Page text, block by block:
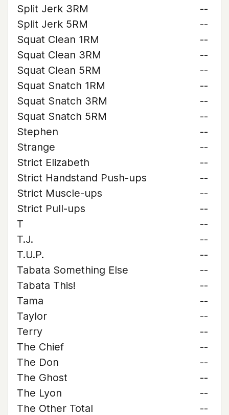
Split Jerk 3RM
--
Split Jerk 5RM
--
Squat Clean 1RM
--
Squat Clean 3RM
--
Squat Clean 5RM
--
Squat Snatch 1RM
--
Squat Snatch 3RM
--
Squat Snatch 5RM
--
Stephen
--
Strange
--
Strict Elizabeth
--
Strict Handstand Push-ups
--
Strict Muscle-ups
--
Strict Pull-ups
--
T
--
T.J.
--
T.U.P.
--
Tabata Something Else
--
Tabata This!
--
Tama
--
Taylor
--
Terry
--
The Chief
--
The Don
--
The Ghost
--
The Lyon
--
The Other Total
--